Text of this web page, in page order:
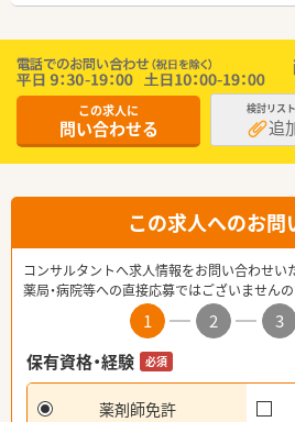
この求人に
問い合わせる
検討リス
追
この求人へのお問
コンサルタントへ求人情報をお問い合わせい
薬局・病院等への直接応募ではございませんの
1 2 3
保有資格・経験
必須
薬剤師免許